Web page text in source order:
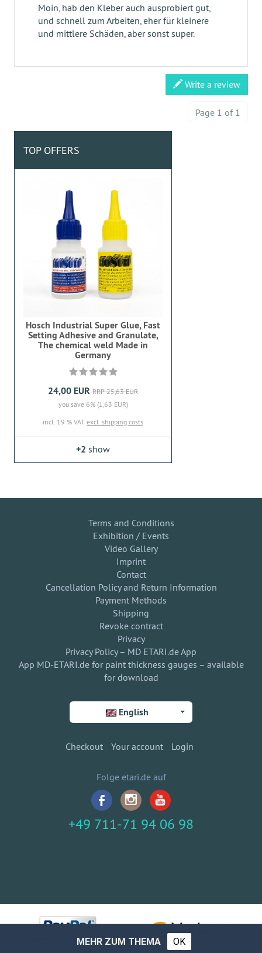
Moin, hab den Kleber auch ausprobiert gut,
und schnell zum Arbeiten, eher für kleinere
und mittlere Schäden, aber sonst super.
Write a review
Page 1 of 1
TOP OFFERS
Hosch Industrial Super Glue, Fast
Setting Adhesive and Granulate,
The chemical weld Made in
Germany
24,00 EUR RRP 25,63 EUR
you save 6% (1,63 EUR)
incl. 19 % VAT excl. shipping costs
+2 show
Terms and Conditions
Exhibition / Events
Video Gallery
Imprint
Contact
Cancellation Policy and Return Information
Payment Methods
Shipping
Revoke contract
Privacy
Privacy Policy – MD ETARI.de App
App MD-ETARI.de for paint thickness gauges – available
for download
English
Checkout Your account Login
Folge etari.de auf
+49 711-71 94 06 98
MEHR ZUM THEMA OK